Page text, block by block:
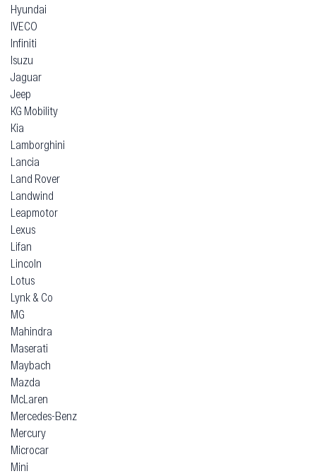
Hyundai
IVECO
Infiniti
Isuzu
Jaguar
Jeep
KG Mobility
Kia
Lamborghini
Lancia
Land Rover
Landwind
Leapmotor
Lexus
Lifan
Lincoln
Lotus
Lynk & Co
MG
Mahindra
Maserati
Maybach
Mazda
McLaren
Mercedes-Benz
Mercury
Microcar
Mini